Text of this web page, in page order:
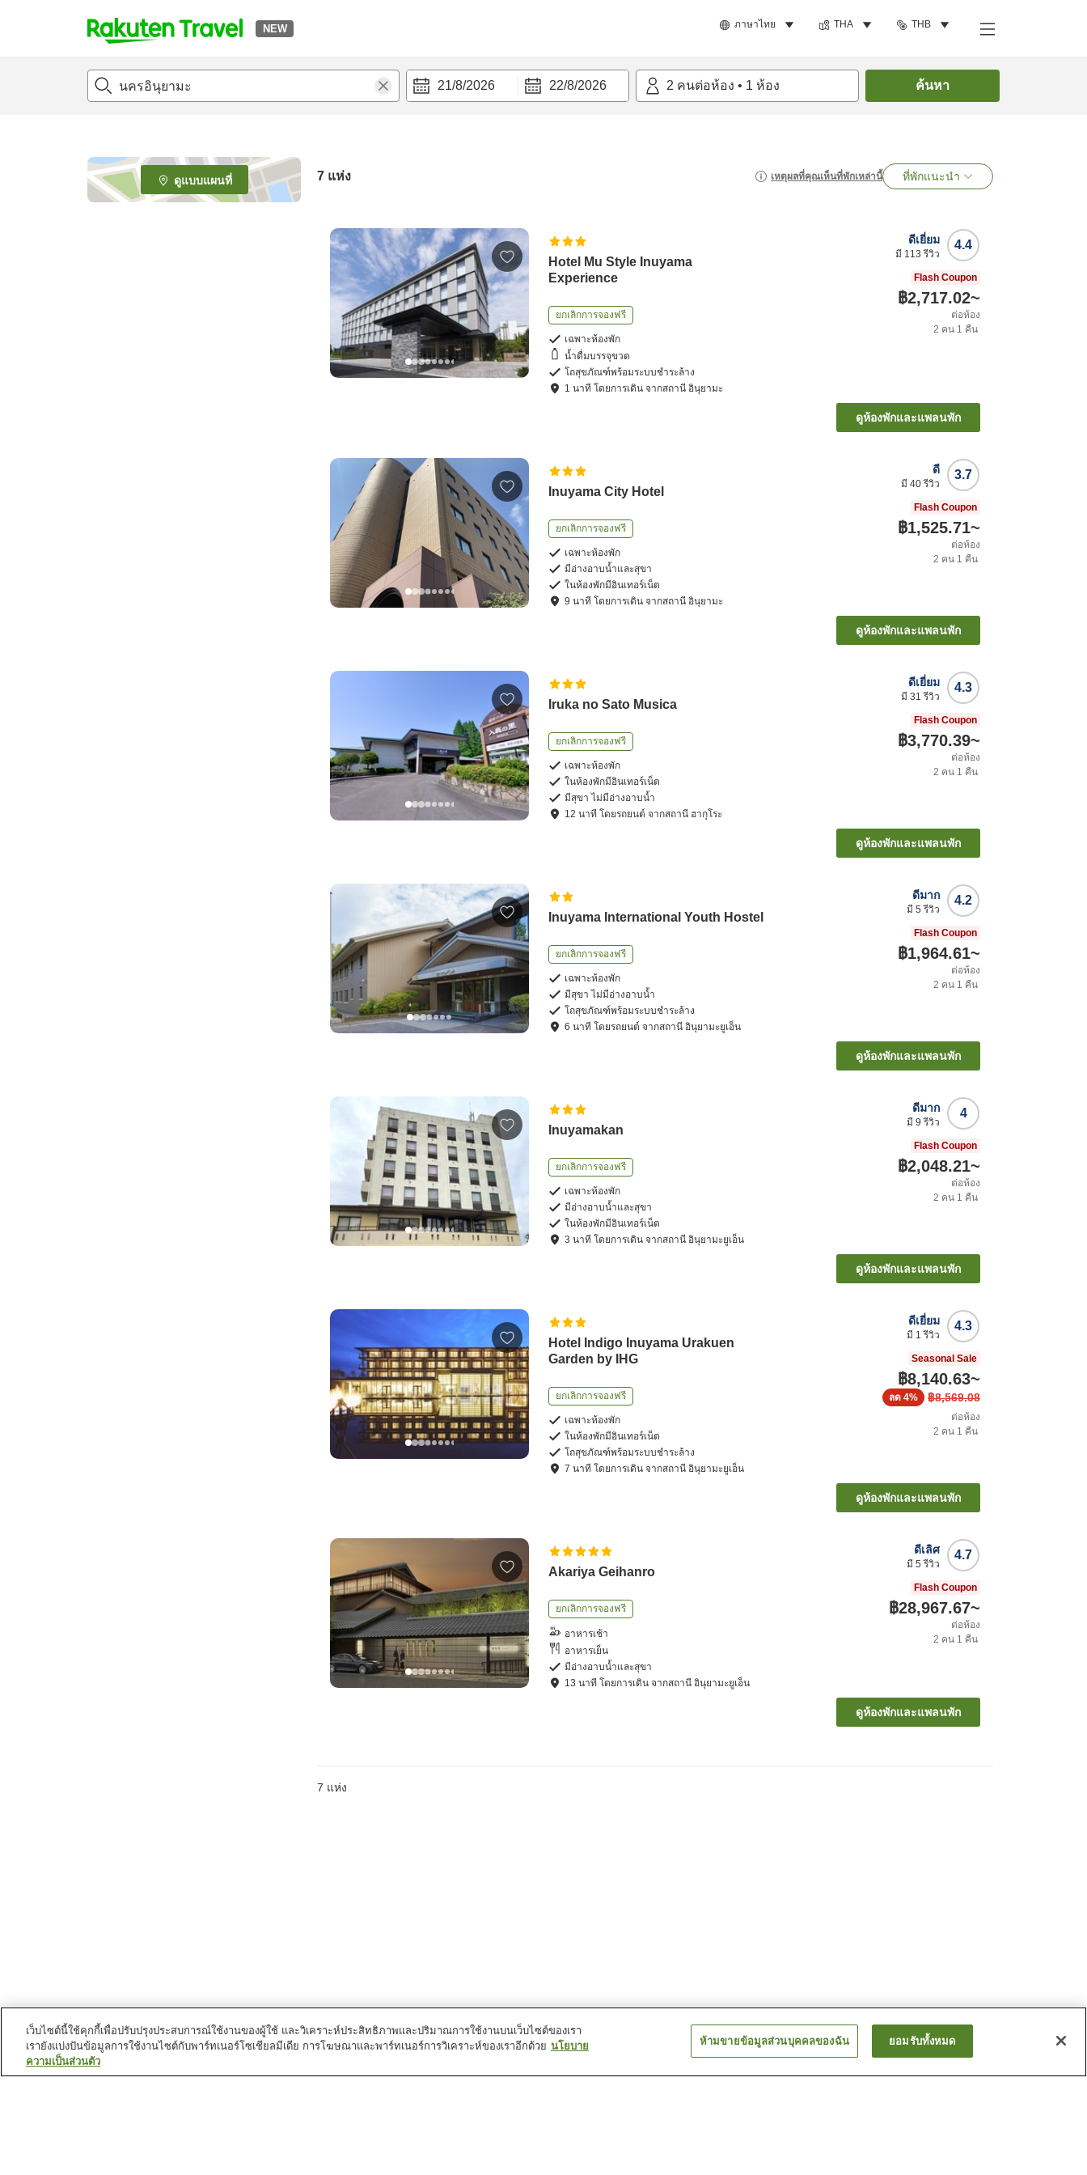
NEW ภาษาไทย THA THB
t
p
e
_
s
21/8/2026 22/8/2026 2 คนต่อห้อง • 1 ห้อง ค้นหา
ดูแบบแผนที่ 7 แห่ง เหตุผลที่คุณเห็นที่พักเหล่านี้ ที่พักแนะนำ
Hotel Mu Style Inuyama
Experience
ยกเลิกการจองฟรี
เฉพาะห้องพัก
น้ำดื่มบรรจุขวด
โถสุขภัณฑ์พร้อมระบบชำระล้าง
1 นาที โดยการเดิน จากสถานี อินุยามะ
4.4
ดีเยี่ยม
มี 113 รีวิว
Flash Coupon
฿2,717.02~
ต่อห้อง
2 คน 1 คืน
ดูห้องพักและแพลนพัก
Inuyama City Hotel
ยกเลิกการจองฟรี
เฉพาะห้องพัก
มีอ่างอาบน้ำและสุขา
ในห้องพักมีอินเทอร์เน็ต
9 นาที โดยการเดิน จากสถานี อินุยามะ
3.7
ดี
มี 40รีวิว
Flash Coupon
฿1,525.71~
ต่อห้อง
2 คน 1 คืน
ดูห้องพักและแพลนพัก
Iruka no Sato Musica
ยกเลิกการจองฟรี
เฉพาะห้องพัก
ในห้องพักมีอินเทอร์เน็ต
มีสุขา ไม่มีอ่างอาบน้ำ
12 นาที โดยรถยนต์ จากสถานี ฮากุโระ
4.3
ดีเยี่ยม
มี 31 รีวิว
Flash Coupon
฿3,770.39~
ต่อห้อง
2 คน 1 คืน
ดูห้องพักและแพลนพัก
Inuyama International Youth Hostel
ยกเลิกการจองฟรี
เฉพาะห้องพัก
มีสุขา ไม่มีอ่างอาบน้ำ
โถสุขภัณฑ์พร้อมระบบชำระล้าง
6 นาที โดยรถยนต์ จากสถานี อินุยามะยูเอ็น
4.2
ดีมาก
มี 5 รีวิว
Flash Coupon
฿1,964.61~
ต่อห้อง
2 คน 1 คืน
ดูห้องพักและแพลนพัก
Inuyamakan
ยกเลิกการจองฟรี
เฉพาะห้องพัก
มีอ่างอาบน้ำและสุขา
ในห้องพักมีอินเทอร์เน็ต
3 นาที โดยการเดิน จากสถานี อินุยามะยูเอ็น
4
ดีมาก
มี 9 รีวิว
Flash Coupon
฿2,048.21~
ต่อห้อง
2 คน 1 คืน
ดูห้องพักและแพลนพัก
Hotel Indigo Inuyama Urakuen
Garden by IHG
ยกเลิกการจองฟรี
เฉพาะห้องพัก
ในห้องพักมีอินเทอร์เน็ต
โถสุขภัณฑ์พร้อมระบบชำระล้าง
7 นาที โดยการเดิน จากสถานี อินุยามะยูเอ็น
4.3
ดีเยี่ยม
มี 1 รีวิว
Seasonal Sale
฿8,140.63~
฿8,569.08
ลด 4%
ต่อห้อง
2 คน 1 คืน
ดูห้องพักและแพลนพัก
Akariya Geihanro
ยกเลิกการจองฟรี
อาหารเช้า
อาหารเย็น
มีอ่างอาบน้ำและสุขา
13 นาที โดยการเดิน จากสถานี อินุยามะยูเอ็น
4.7
ดีเลิศ
มี 5 รีวิว
Flash Coupon
฿28,967.67~
ต่อห้อง
2 คน 1 คืน
ดูห้องพักและแพลนพัก
7 แห่ง
เว็บไซต์นี้ใช้คุกกี้เพื่อปรับปรุงประสบการณ์ใช้งานของผู้ใช้ และวิเคราะห์ประสิทธิภาพและปริมาณการใช้งานบนเว็บไซต์ของเรา
เรายังแบ่งปันข้อมูลการใช้งานไซต์กับพาร์ทเนอร์โซเชียลมีเดีย การโฆษณาและพาร์ทเนอร์การวิเคราะห์ของเราอีกด้วย นโยบาย
ความเป็นส่วนตัว
ห้ามขายข้อมูลส่วนบุคคลของฉัน ยอมรับทั้งหมด